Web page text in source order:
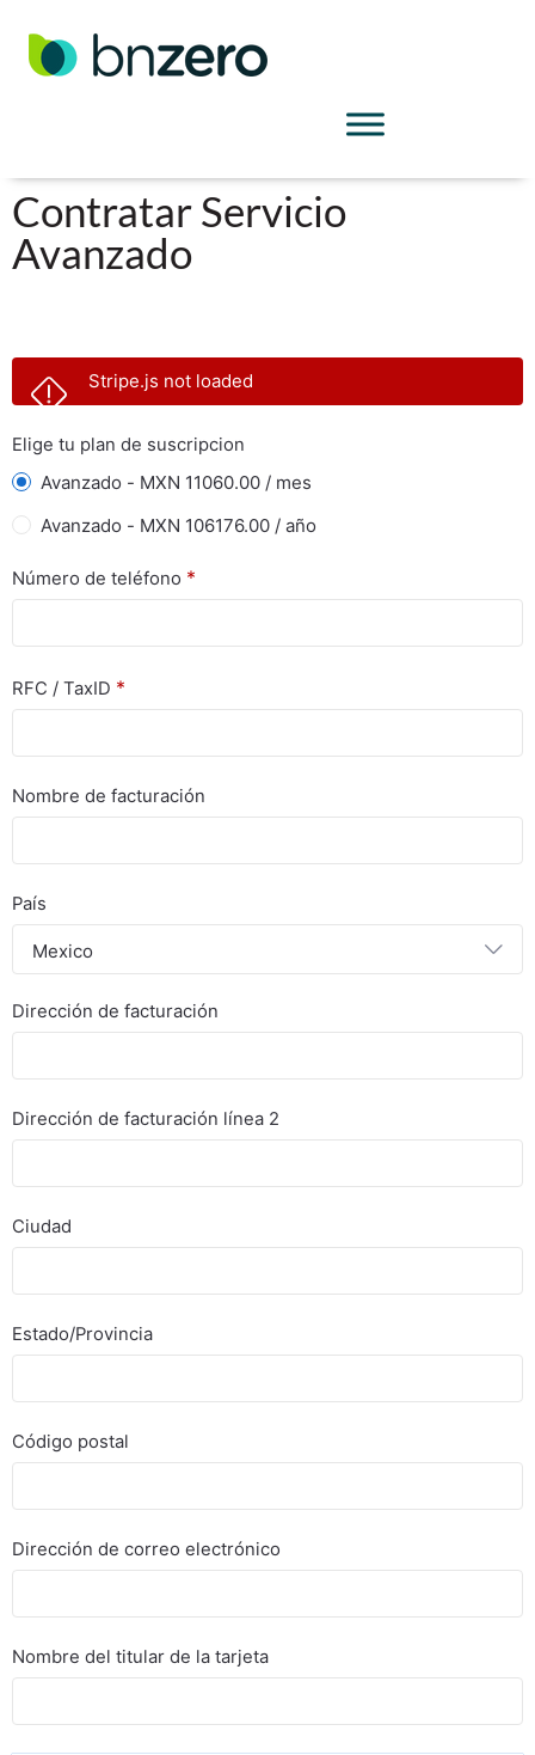
Contratar Servicio
Avanzado
Stripe.js not loaded
Elige tu plan de suscripcion
Avanzado - MXN 11060.00 / mes
Avanzado - MXN 106176.00 / año
Número de teléfono *
RFC / TaxID *
Nombre de facturación
País
Mexico
Dirección de facturación
Dirección de facturación línea 2
Ciudad
Estado/Provincia
Código postal
Dirección de correo electrónico
Nombre del titular de la tarjeta